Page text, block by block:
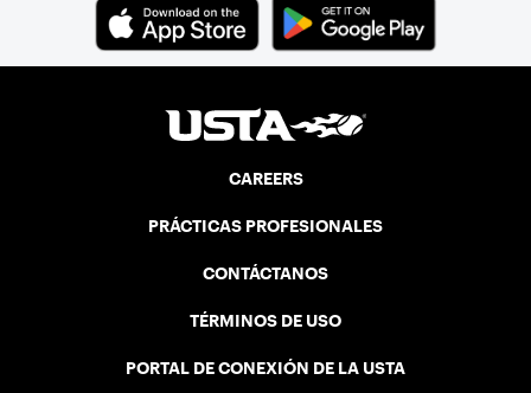
CAREERS
PRÁCTICAS PROFESIONALES
CONTÁCTANOS
TÉRMINOS DE USO
PORTAL DE CONEXIÓN DE LA USTA